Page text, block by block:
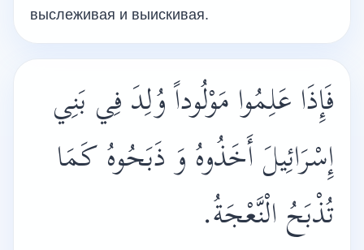
выслеживая и выискивая.
فَإِذَا عَلِمُوا مَوْلُوداً وُلِدَ فِي بَنِي
إِسْرَائِيلَ أَخَذُوهُ وَ ذَبَحُوهُ كَمَا
تُذْبَحُ الْنَّعْجَةُ.